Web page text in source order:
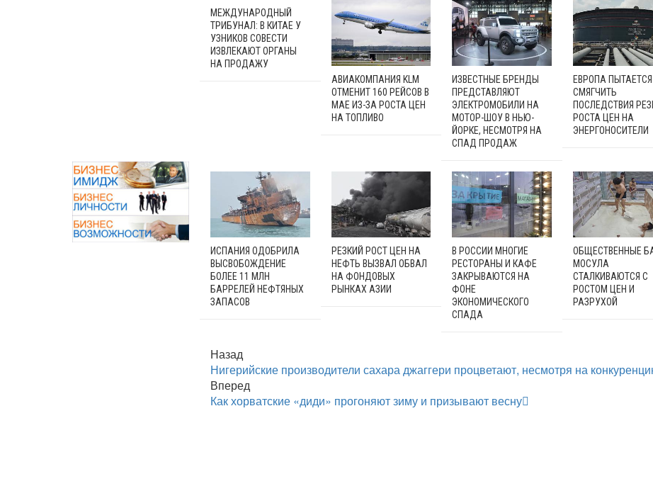
МЕЖДУНАРОДНЫЙ
ТРИБУНАЛ: В КИТАЕ У
УЗНИКОВ СОВЕСТИ
ИЗВЛЕКАЮТ ОРГАНЫ
НА ПРОДАЖУ
АВИАКОМПАНИЯ KLM
ОТМЕНИТ 160 РЕЙСОВ В
МАЕ ИЗ-ЗА РОСТА ЦЕН
НА ТОПЛИВО
ИЗВЕСТНЫЕ БРЕНДЫ
ПРЕДСТАВЛЯЮТ
ЭЛЕКТРОМОБИЛИ НА
МОТОР-ШОУ В НЬЮ-
ЙОРКЕ, НЕСМОТРЯ НА
СПАД ПРОДАЖ
ЕВРОПА ПЫТАЕТСЯ
СМЯГЧИТЬ
ПОСЛЕДСТВИЯ
РОСТА ЦЕН НА
ЭНЕРГОНОСИТЕЛИ
ИСПАНИЯ ОДОБРИЛА
ВЫСВОБОЖДЕНИЕ
БОЛЕЕ 11 МЛН
БАРРЕЛЕЙ НЕФТЯНЫХ
ЗАПАСОВ
РЕЗКИЙ РОСТ ЦЕН НА
НЕФТЬ ВЫЗВАЛ ОБВАЛ
НА ФОНДОВЫХ
РЫНКАХ АЗИИ
В РОССИИ МНОГИЕ
РЕСТОРАНЫ И КАФЕ
ЗАКРЫВАЮТСЯ НА
ФОНЕ
ЭКОНОМИЧЕСКОГО
СПАДА
ОБЩЕСТВЕННЫЕ
МОСУЛА
СТАЛКИВАЮТСЯ С
РОСТОМ ЦЕН И
РАЗРУХОЙ
Назад
Нигерийские производители сахара джаггери процветают, несмотря на
Вперед
Как хорватские «диди» прогоняют зиму и призывают весну